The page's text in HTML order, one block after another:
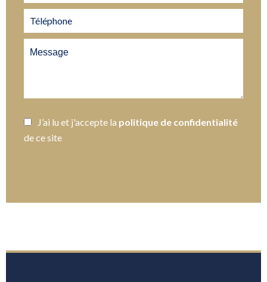
J’ai lu et j'accepte la politique de confidentialité
de ce site